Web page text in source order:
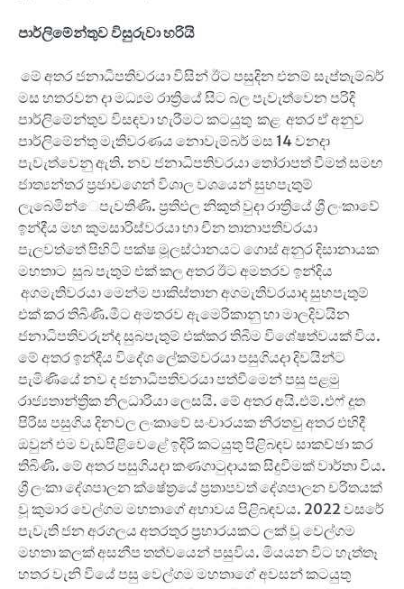
පාර්ලිමේන්තුව විසුරුවා හරියි
මේ අතර ජනාධිපතිවරයා විසින් ඊට පසුදින එනම් සැප්තැම්බර්
මස හතරවන දා මධ්‍යම රාත්‍රියේ සිට බල පැවැත්වෙන පරිදි
පාර්ලිමේන්තුව විසඳවා හැරීමට කටයුතු කළ අතර ඒ අනුව
පාර්ලිමේන්තු මැතිවරණය නොවැම්බර් මස 14 වනදා
පැවැත්වෙනු ඇති. නව ජනාධිපතිවරයා තෝරාපත් වීමත් සමඟ
ජාත්‍යන්තර ප්‍රජාවගෙන් විශාල වශයෙන් සුභපැතුම්
ලැබෙමින්‍ෙපැවතිණි. ප්‍රතිඵල නිකුත් වුදා රාත්‍රියේ ශ්‍රී ලංකාවේ
ඉන්දීය මහ කුමසාරිස්වරයා හා චීන තානාපතිවරයා
පැලවත්තේ පිහිටි පක්ෂ මූලස්ථානයට ගොස් අනුර දිසානායක
මහතාට සුබ පැතුම් එක් කල අතර ඊට අමතරව ඉන්දිය
අගමැතිවරයා මෙන්ම පාකිස්තාන අගමැතිවරයාද සුභපැතුම්
එක් කර තිබිණි.මීට අමතරව ඇමෙරිකානු හා මාලදිවයින
ජනාධිපතිවරුන්ද සුබපැතුම් එක්කර තිබීම විශේෂත්වයක් විය.
මේ අතර ඉන්දීය විදේශ ලේකම්වරයා පසුගියදා දිවයින්ට
පැමිණියේ නව ද ජනාධිපතිවරයා පත්වීමෙන් පසු පළමු
රාජ්‍යතාන්ත්‍රික නිලධාරියා ලෙසයි. මේ අතර අයි.එම්.එෆ් දූත
පිරිස පසුගිය දිනවල ලංකාවේ සංචාරයක නිරතවු අතර එහිදී
ඔවුන් එම වැඩපිළිවෙළේ ඉදිරි කටයුතු පිළිබඳව සාකච්ඡා කර
තිබිණි. මේ අතර පසුගියදා කණගාටුදායක සිදුවීමක් වාර්තා විය.
ශ්‍රී ලංකා දේශපාලන ක්ෂේත්‍රයේ ප්‍රතාපවත් දේශපාලන චරිතයක්
වූ කුමාර වෙල්ගම මහතාගේ අභාවය පිළිබඳවය. 2022 වසරේ
පැවැති ජන අරගලය අතරතුර ප්‍රහාරයකට ලක් වූ වෙල්ගම
මහතා කලක් අසනීප තත්වයෙන් පසුවිය. මියයන විට හැත්තෑ
හතර වැනි වියේ පසු වෙල්ගම මහතාගේ අවසන් කටයුතු